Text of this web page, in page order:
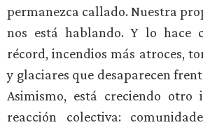
permanezca callado. Nuestra
nos está hablando. Y lo hace
récord, incendios más atroces,
y glaciares que desaparecen
Asimismo, está creciendo
reacción colectiva: